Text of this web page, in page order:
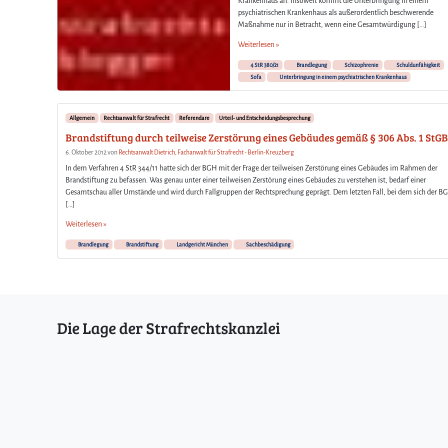
psychiatrischen Krankenhaus als außerordentlich beschwerende
Maßnahme nur in Betracht, wenn eine Gesamtwürdigung […]
Weiterlesen »
4 StR 380/21 Brandlegung Schizophrenie
Schuldunfähigkeit
Sofa
Unterbringung in einem psychiatrischen Krankenhaus
Allgemein Rechtsanwalt für Strafrecht Referendare Urteil- und Entscheidungsbesprechung
Brandstiftung durch teilweise Zerstörung eines Gebäudes gemäß § 306 Abs. 1 StGB
6. Oktober 2012von Rechtsanwalt Dietrich, Fachanwalt für Strafrecht - Berlin-Kreuzberg
In dem Verfahren 4 StR 344/11 hatte sich der BGH mit der Frage der teilweisen Zerstörung eines Gebäudes im Rahmen der
Brandstiftung zu befassen. Was genau unter einer teilweisen Zerstörung eines Gebäudes zu verstehen ist, bedarf einer
Gesamtschau aller Umstände und wird durch Fallgruppen der Rechtsprechung geprägt. Dem letzten Fall, bei dem sich der
[…]
Weiterlesen »
Brandlegung Brandstiftung Landgericht München Sachbeschädigung
Die Lage der Strafrechtskanzlei